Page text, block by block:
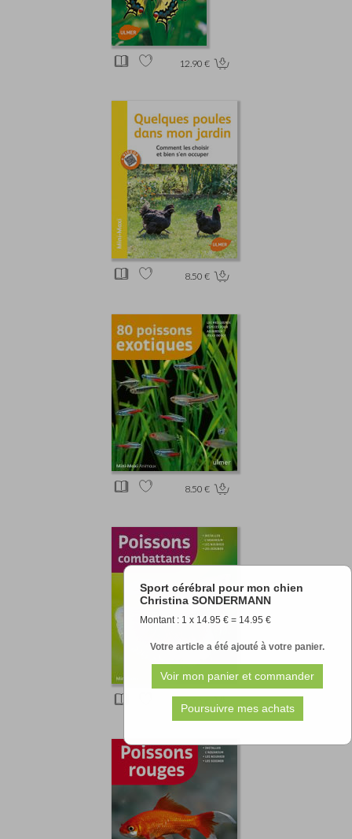
Sport cérébral pour mon chien
Christina SONDERMANN
Montant : 1 x 14.95 € = 14.95 €
Votre article a été ajouté à votre panier.
12.90 €
8.50 €
8.50 €